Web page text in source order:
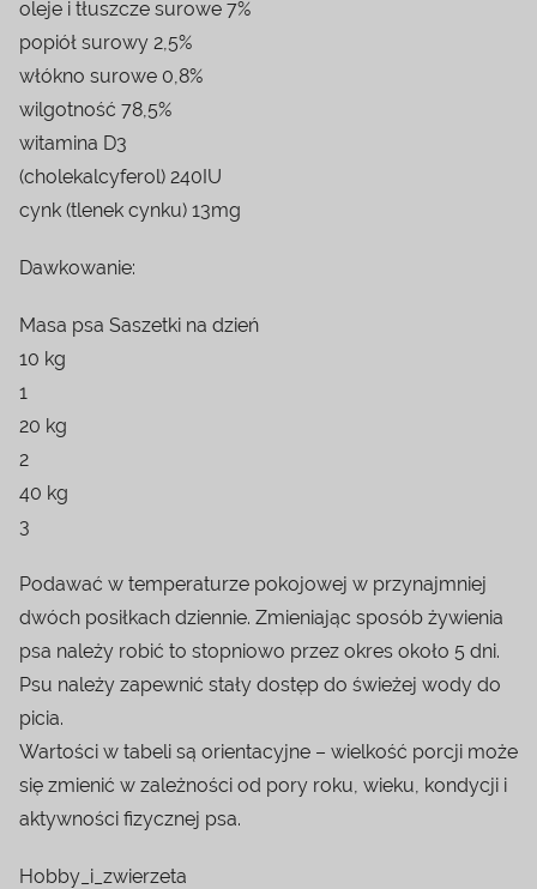
oleje i tłuszcze surowe 7%
popiół surowy 2,5%
włókno surowe 0,8%
wilgotność 78,5%
witamina D3
(cholekalcyferol) 240IU
cynk (tlenek cynku) 13mg
Dawkowanie:
Masa psa Saszetki na dzień
10 kg
1
20 kg
2
40 kg
3
Podawać w temperaturze pokojowej w przynajmniej
dwóch posiłkach dziennie. Zmieniając sposób żywienia
psa należy robić to stopniowo przez okres około 5 dni.
Psu należy zapewnić stały dostęp do świeżej wody do
picia.
Wartości w tabeli są orientacyjne – wielkość porcji może
się zmienić w zależności od pory roku, wieku, kondycji i
aktywności fizycznej psa.
Hobby_i_zwierzeta